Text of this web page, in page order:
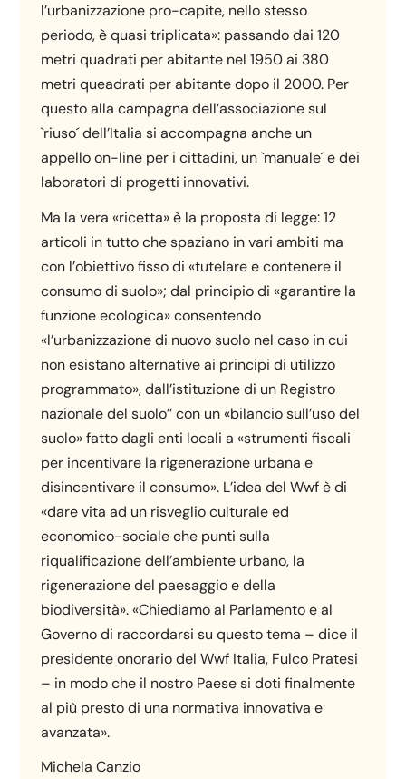
l’urbanizzazione pro-capite, nello stesso
periodo, è quasi triplicata»: passando dai 120
metri quadrati per abitante nel 1950 ai 380
metri queadrati per abitante dopo il 2000. Per
questo alla campagna dell’associazione sul
`riuso´ dell’Italia si accompagna anche un
appello on-line per i cittadini, un `manuale´ e dei
laboratori di progetti innovativi.
Ma la vera «ricetta» è la proposta di legge: 12
articoli in tutto che spaziano in vari ambiti ma
con l’obiettivo fisso di «tutelare e contenere il
consumo di suolo»; dal principio di «garantire la
funzione ecologica» consentendo
«l’urbanizzazione di nuovo suolo nel caso in cui
non esistano alternative ai principi di utilizzo
programmato», dall’istituzione di un Registro
nazionale del suolo’’ con un «bilancio sull’uso del
suolo» fatto dagli enti locali a «strumenti fiscali
per incentivare la rigenerazione urbana e
disincentivare il consumo». L’idea del Wwf è di
«dare vita ad un risveglio culturale ed
economico-sociale che punti sulla
riqualificazione dell’ambiente urbano, la
rigenerazione del paesaggio e della
biodiversità». «Chiediamo al Parlamento e al
Governo di raccordarsi su questo tema – dice il
presidente onorario del Wwf Italia, Fulco Pratesi
– in modo che il nostro Paese si doti finalmente
al più presto di una normativa innovativa e
avanzata».
Michela Canzio